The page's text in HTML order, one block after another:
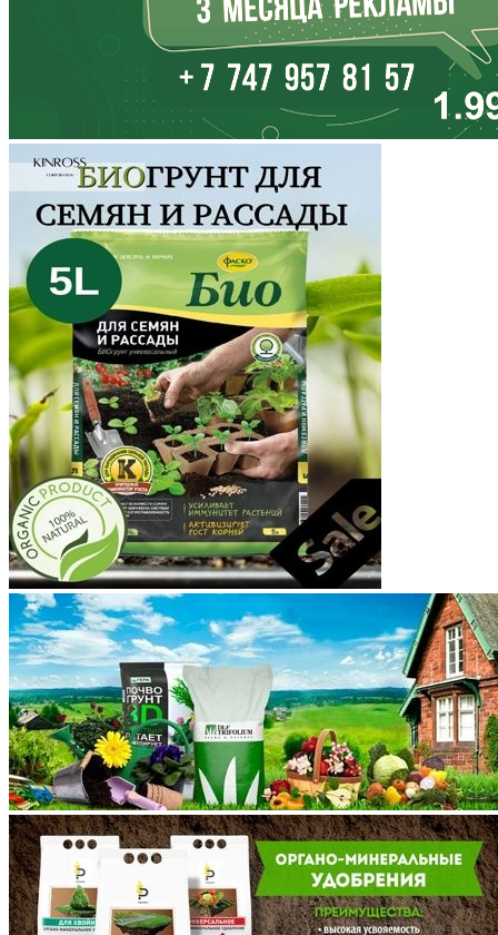
Калужская область
Камчатский край
Карачаево-Черкесия
Карелия
Кемеровская область
Кировская область
Коми
Корякский округ
Костромская область
Краснодарский край
Красноярский край
Крым
Курганская область
Курская область
Ленинградская область
Липецкая область
Магаданская область
Марий Эл
Мордовия
Московская область
Мурманская область